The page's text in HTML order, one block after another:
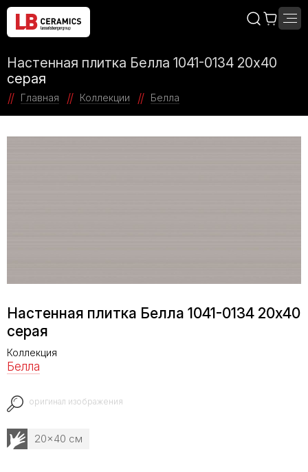
Настенная плитка Белла 1041-0134 20х40
серая
Главная Коллекции Белла
Настенная плитка Белла 1041-0134 20х40
серая
Коллекция
Белла
оригинал изображения
20x40 см